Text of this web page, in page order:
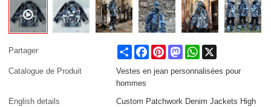
Partager Share FacebookPinterestMastodonWhatsApp
Catalogue de Produit
Vestes en jean personnalisées pour
hommes
English details
Custom Patchwork Denim Jackets High